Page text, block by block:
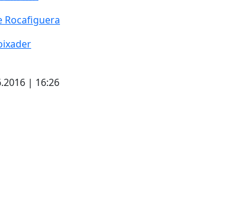
Rocafiguera
Rocafiguera
| 16:26